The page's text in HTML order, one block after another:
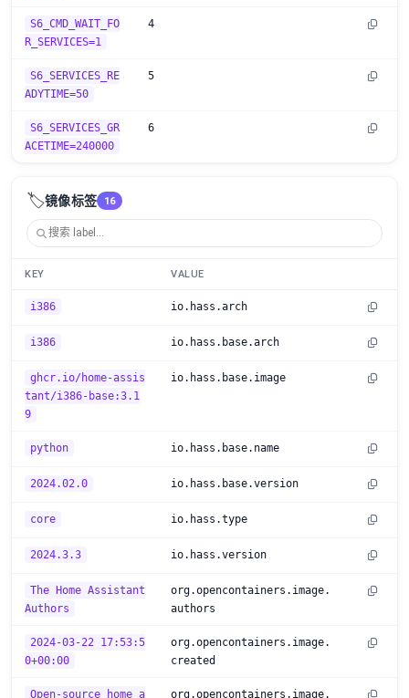
S6_CMD_WAIT_FO
R_SERVICES=1
4
S6_SERVICES_RE
ADYTIME=50
5
S6_SERVICES_GR
ACETIME=240000
6
🏷️镜像标签 16
KEY VALUE
i386 io.hass.arch
i386 io.hass.base.arch
ghcr.io/home-assis
tant/i386-base:3.1
9
io.hass.base.image
python io.hass.base.name
2024.02.0 io.hass.base.version
core io.hass.type
2024.3.3 io.hass.version
The Home Assistant
Authors
org.opencontainers.image.
authors
2024-03-22 17:53:5
0+00:00
org.opencontainers.image.
created
Open-source home a
org.opencontainers.image.